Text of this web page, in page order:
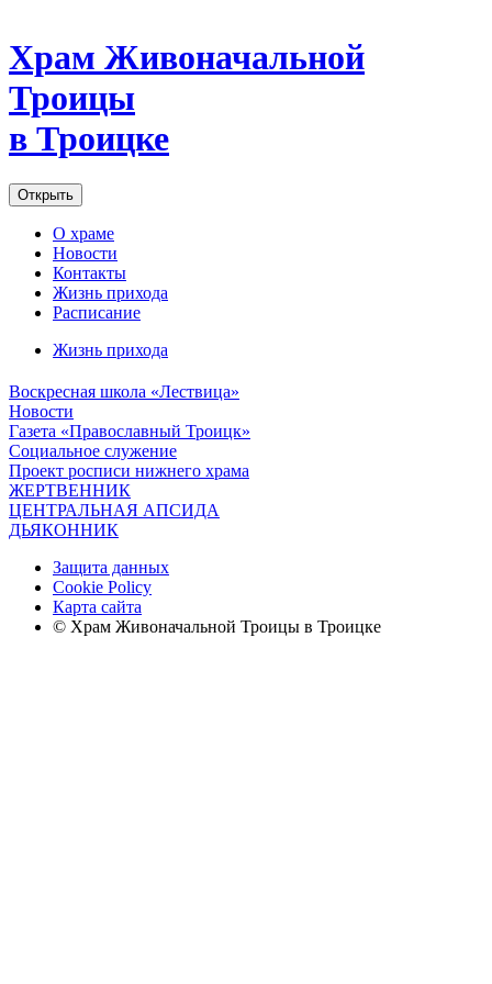
Храм Живоначальной
Троицы
в Троицке
Открыть
О храме
Новости
Контакты
Жизнь прихода
Расписание
Жизнь прихода
Воскресная школа «Лествица»
Новости
Газета «Православный Троицк»
Социальное служение
Проект росписи нижнего храма
ЖЕРТВЕННИК
ЦЕНТРАЛЬНАЯ АПСИДА
ДЬЯКОННИК
Защита данных
Cookie Policy
Карта сайта
© Храм Живоначальной Троицы в Троицке